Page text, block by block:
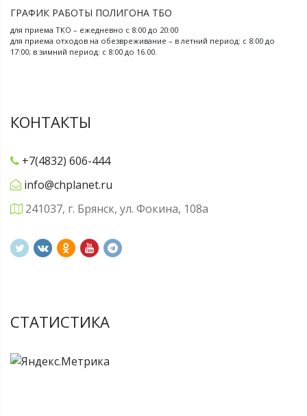
ГРАФИК РАБОТЫ ПОЛИГОНА ТБО
для приема ТКО – ежедневно с 8:00 до 20:00
для приема отходов на обезвреживание – в летний период: с 8:00 до
17:00; в зимний период: с 8:00 до 16.00.
КОНТАКТЫ
+7(4832) 606-444
info@chplanet.ru
241037, г. Брянск, ул. Фокина, 108а
СТАТИСТИКА